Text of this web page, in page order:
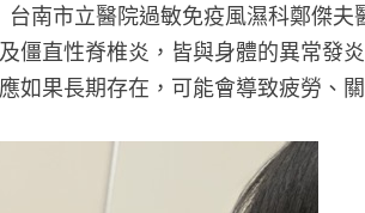
台南市立醫院過敏免疫風濕科鄭傑
僵直性脊椎炎，皆與身體的異常發
如果長期存在，可能會導致疲勞、